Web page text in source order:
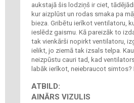
aukstajā šis lodziņš ir ciet,
kur aizplūst un rodas smaka pa
bieza. Gribētu ierīkot ventilatoru,
ieslēdz gaismu. Kā pareizāk to
tak vienkārši nopirkt ventilatoru,
ielikt, jo ziemā tak izsals telpa.
neizpūstu cauri tad, kad
labāk ierīkot, neiebraucot simtos?
ATBILD:
AINĀRS VIZULIS